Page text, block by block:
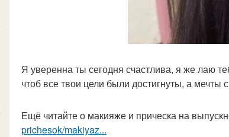
Я уверенна ты сегодня счастлива, я же лаю
чтоб все твои цели были достигнуты, а
Ещё читайте о макияже и прическа на
prichesok/makiyaz...